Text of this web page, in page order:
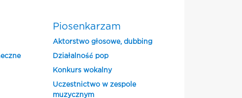
Piosenkarzam
Aktorstwo głosowe, dubbing
Działalność pop
Konkurs wokalny
Uczestnictwo w zespole
muzycznym